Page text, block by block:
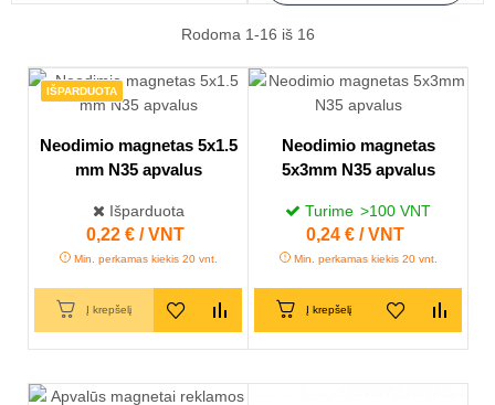
Rodoma 1-16 iš 16
IŠPARDUOTA
Neodimio magnetas 5x1.5
mm N35 apvalus
Išparduota
Kaina
0,22 € / VNT
Min. perkamas kiekis 20 vnt.
Į krepšelį
Neodimio magnetas
5x3mm N35 apvalus
Turime >100 VNT
Kaina
0,24 € / VNT
Min. perkamas kiekis 20 vnt.
Į krepšelį